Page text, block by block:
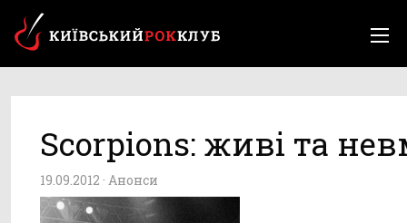
Scorpions: живі та
19.09.2012 · Анонси